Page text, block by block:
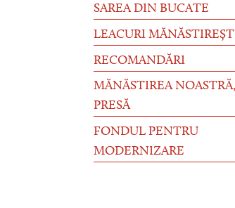
SAREA DIN BUCATE
LEACURI
RECOMANDĂRI
MĂNĂSTIREA
PRESĂ
FONDUL PENTRU
MODERNIZARE